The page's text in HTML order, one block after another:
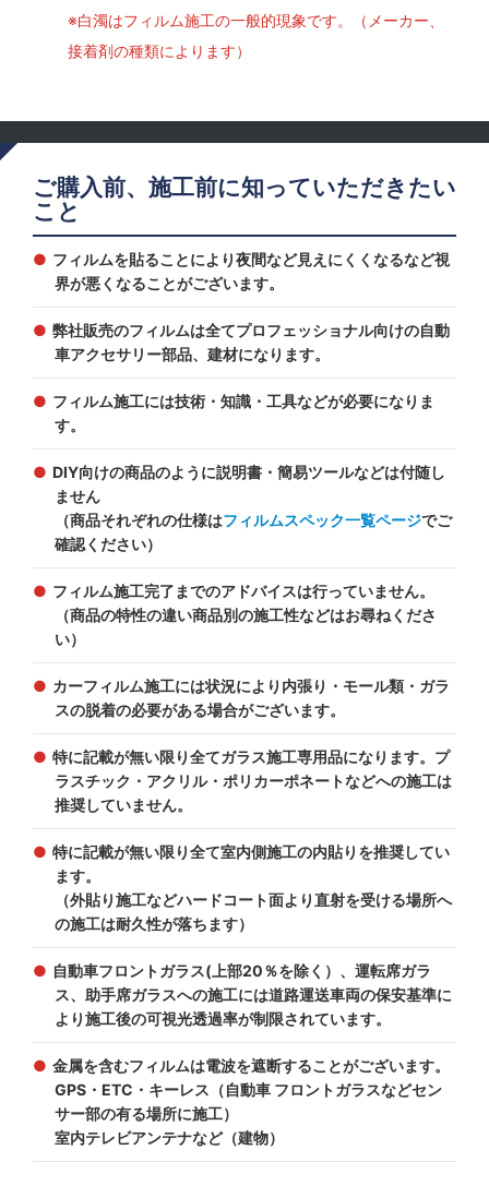
※白濁はフィルム施工の一般的現象です。（メーカー、
接着剤の種類によります）
ご購入前、施工前に知っていただきたい
こと
フィルムを貼ることにより夜間など見えにくくなるなど視
界が悪くなることがございます。
弊社販売のフィルムは全てプロフェッショナル向けの自動
車アクセサリー部品、建材になります。
フィルム施工には技術・知識・工具などが必要になりま
す。
DIY向けの商品のように説明書・簡易ツールなどは付随し
ません
（商品それぞれの仕様はフィルムスペック一覧ページでご
確認ください）
フィルム施工完了までのアドバイスは行っていません。
（商品の特性の違い商品別の施工性などはお尋ねくださ
い）
カーフィルム施工には状況により内張り・モール類・ガラ
スの脱着の必要がある場合がございます。
特に記載が無い限り全てガラス施工専用品になります。プ
ラスチック・アクリル・ポリカーポネートなどへの施工は
推奨していません。
特に記載が無い限り全て室内側施工の内貼りを推奨してい
ます。
（外貼り施工などハードコート面より直射を受ける場所へ
の施工は耐久性が落ちます）
自動車フロントガラス(上部20％を除く）、運転席ガラ
ス、助手席ガラスへの施工には道路運送車両の保安基準に
より施工後の可視光透過率が制限されています。
金属を含むフィルムは電波を遮断することがございます。
GPS・ETC・キーレス（自動車 フロントガラスなどセン
サー部の有る場所に施工）
室内テレビアンテナなど（建物）